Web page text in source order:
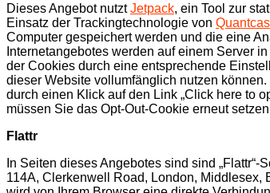
Dieses Angebot nutztJetpack, ein Tool zur
Einsatz der Trackingtechnologie von
Computer gespeichert werden und die eine
Internetangebotes werden auf einem Server
der Cookies durch eine entsprechende
dieser Website vollumfänglich nutzen
durch einen Klick auf den Link „Click here to
müssen Sie das Opt-Out-Cookie erneut
Flattr
In Seiten dieses Angebotes sind sind
114A, Clerkenwell Road, London, Middlesex,